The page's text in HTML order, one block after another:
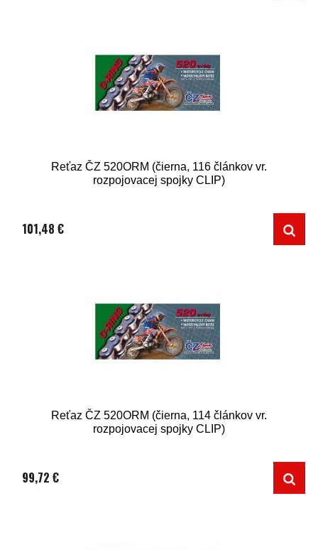
Reťaz ČZ 520ORM (čierna, 116 článkov vr.
rozpojovacej spojky CLIP)
101,48 €
Reťaz ČZ 520ORM (čierna, 114 článkov vr.
rozpojovacej spojky CLIP)
99,72 €